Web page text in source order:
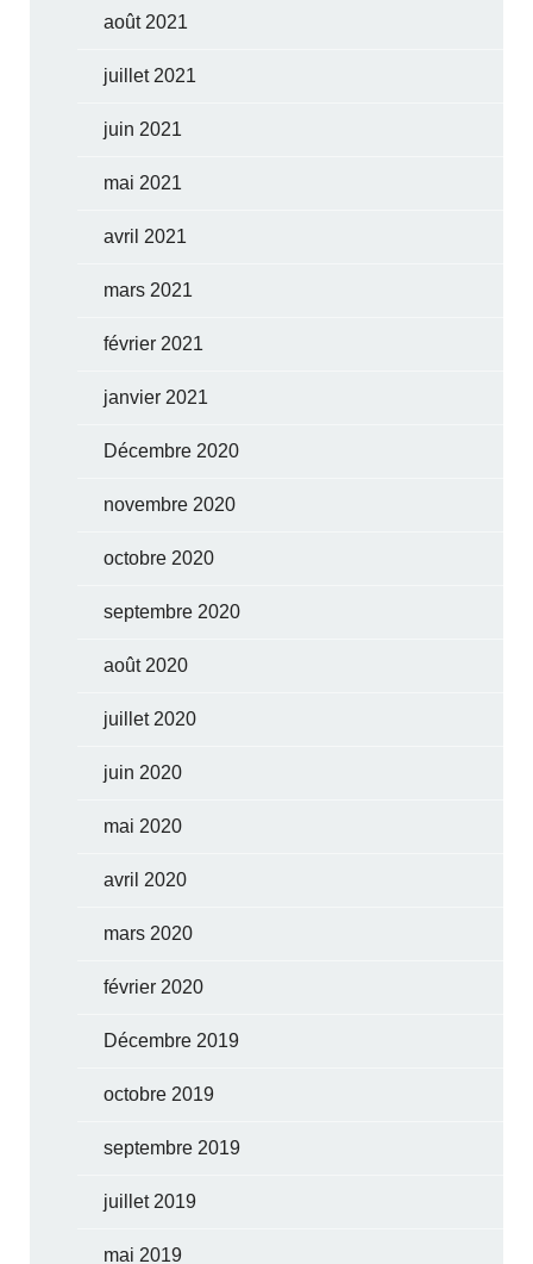
août 2021
juillet 2021
juin 2021
mai 2021
avril 2021
mars 2021
février 2021
janvier 2021
Décembre 2020
novembre 2020
octobre 2020
septembre 2020
août 2020
juillet 2020
juin 2020
mai 2020
avril 2020
mars 2020
février 2020
Décembre 2019
octobre 2019
septembre 2019
juillet 2019
mai 2019